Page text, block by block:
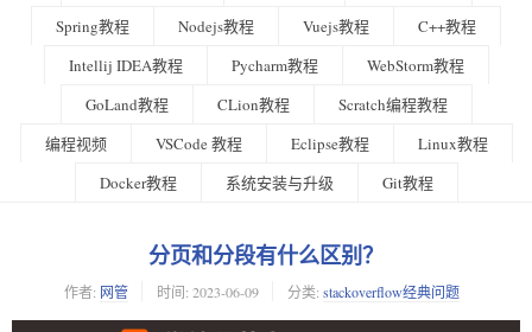
Spring教程
Nodejs教程 Vuejs教程
C++教程
Intellij IDEA教程
Pycharm教程
WebStorm教程
GoLand教程
CLion教程
Scratch编程教程
编程视频
VSCode 教程 Eclipse教程
Linux教程
Docker教程
系统安装与升级 Git教程
分页和分段有什么区别？
作者: 网管 时间: 2023-06-09 分类: stackoverflow经典问题